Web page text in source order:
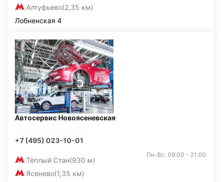
Алтуфьево(2,35 км)
Лобненская 4
Автосервис Новоясеневская
+7 (495) 023-10-01
Тёплый Стан(930 м)
Ясенево(1,35 км)
Пн-Вс: 09:00 - 21:00